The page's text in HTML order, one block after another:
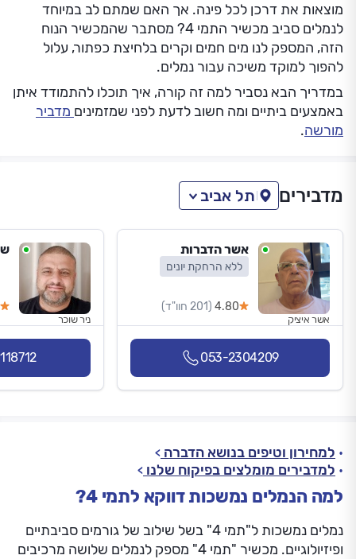
מוצאות את דרכן לכל פינה. אך האם שמתם לב במיוחד
לנמלים סביב מכשיר התמי 4? מסתבר שהמכשיר הנוח
הזה, המספק לנו מים חמים וקרים בלחיצת כפתור, עלול
להפוך למוקד משיכה עבור נמלים.
במדריך הבא נסביר למה זה קורה, איך תוכלו להתמודד איתן
באמצעים ביתיים ומה חשוב לדעת לפני שמזמינים מדביר
מורשה.
מדבירים תל אביב
אשר הדברות
ללא הרחקת יונים
4.80 (201 חוו"ד)
אשר איציק
053-2304209
ניר שוכר
למחירון וטיפים בנושא הדברה
למדבירים מומלצים בפיקוח שלנו
למה הנמלים נמשכות דווקא לתמי 4?
נמלים נמשכות ל"תמי 4" בשל שילוב של גורמים סביבתיים
ופיזיולוגיים. מכשיר "תמי 4" מספק לנמלים שלושה מרכיבים